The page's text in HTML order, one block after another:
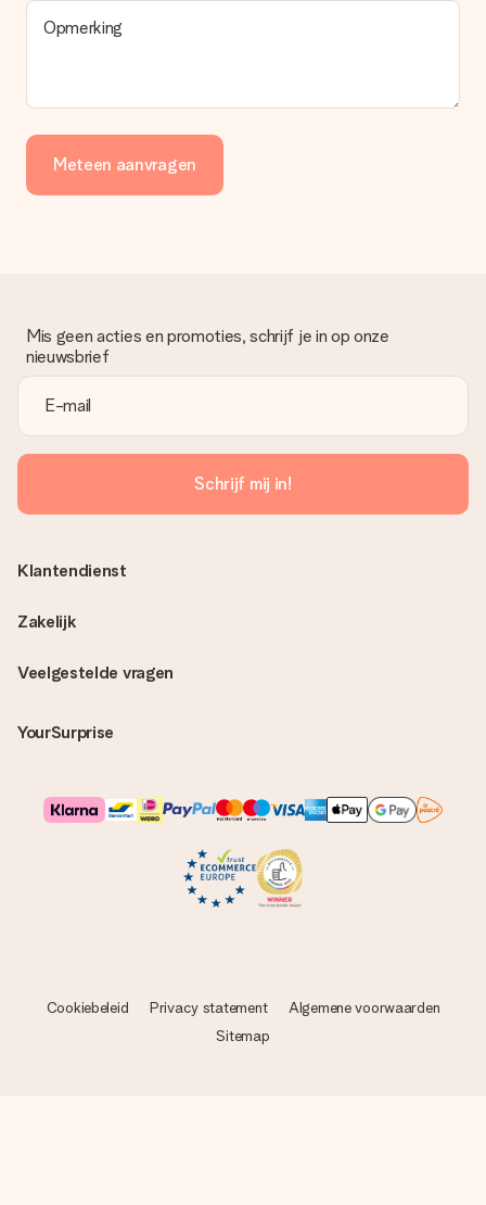
Opmerking
Meteen aanvragen
Mis geen acties en promoties, schrijf je in op onze
nieuwsbrief
Schrijf mij in!
Veelgestelde vragen
YourSurprise
Klantendienst
Zakelijk
Cookiebeleid Privacy statement
Algemene voorwaarden
Sitemap